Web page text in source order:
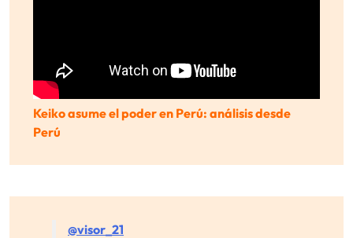
Keiko asume el poder en Perú: análisis desde
Perú
@visor_21